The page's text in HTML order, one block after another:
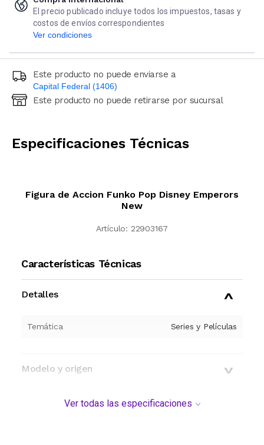
El precio publicado incluye todos los impuestos, tasas y
costos de envíos correspondientes
Ver condiciones
Este producto no puede enviarse a
Capital Federal (1406)
Ingresá código postal (sólo números)
Este producto no puede retirarse por sucursal
Especificaciones Técnicas
Figura de Accion Funko Pop Disney Emperors
New
Artículo: 22903167
Características Técnicas
Detalles
Temática Series y Películas
Modelo y origen
Ver todas las especificaciones